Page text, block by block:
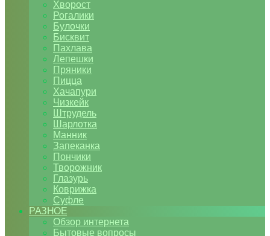
Хворост
Рогалики
Булочки
Бисквит
Пахлава
Лепешки
Пряники
Пицца
Хачапури
Чизкейк
Штрудель
Шарлотка
Манник
Запеканка
Пончики
Творожник
Глазурь
Коврижка
Суфле
РАЗНОЕ
Обзор интернета
Бытовые вопросы